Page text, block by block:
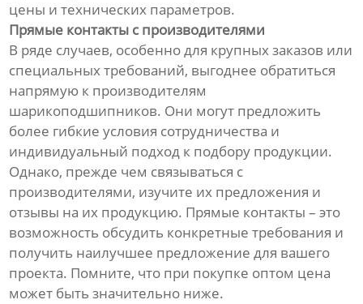
цены и технических параметров.
Прямые контакты с производителями
В ряде случаев, особенно для крупных заказов или
специальных требований, выгоднее обратиться
напрямую к производителям
шарикоподшипников. Они могут предложить
более гибкие условия сотрудничества и
индивидуальный подход к подбору продукции.
Однако, прежде чем связываться с
производителями, изучите их предложения и
отзывы на их продукцию. Прямые контакты – это
возможность обсудить конкретные требования и
получить наилучшее предложение для вашего
проекта. Помните, что при покупке оптом цена
может быть значительно ниже.